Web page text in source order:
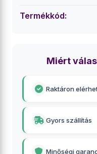
Termékkód:
Miért
Raktáron
Gyors szállítás
Minőségi